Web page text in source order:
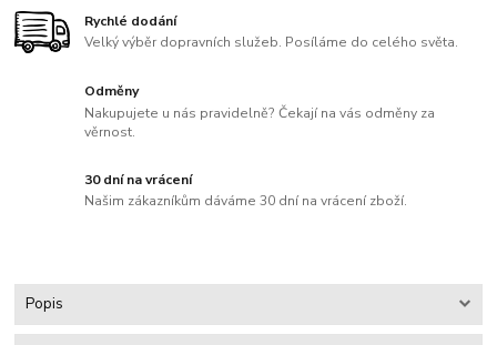
Rychlé dodání
Velký výběr dopravních služeb. Posíláme do celého světa.
Odměny
Nakupujete u nás pravidelně? Čekají na vás odměny za
věrnost.
30 dní na vrácení
Našim zákazníkům dáváme 30 dní na vrácení zboží.
Popis